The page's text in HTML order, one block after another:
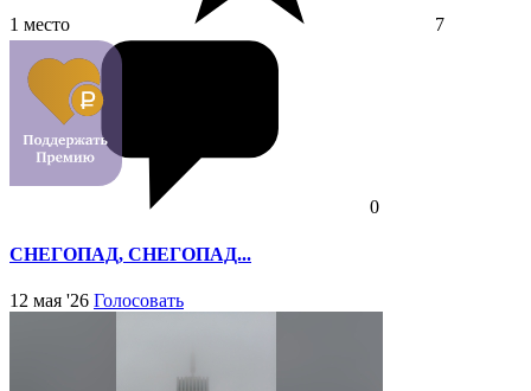
1 место 7
0
СНЕГОПАД, СНЕГОПАД...
12 мая '26 Голосовать